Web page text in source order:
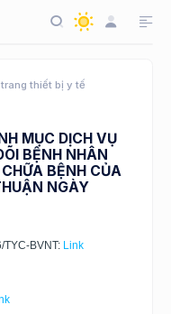
thiết bị y tế
MỤC DỊCH VỤ
BỆNH NHÂN
BỆNH CỦA
NGÀY
BVNT: Link